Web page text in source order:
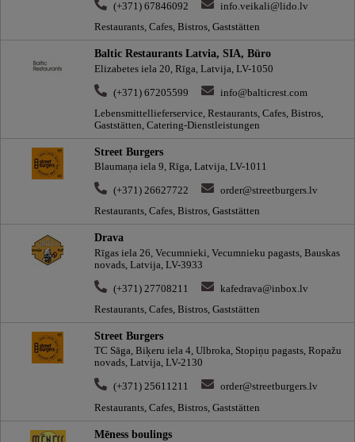
(+371) 67846092
info.veikali@lido.lv
Restaurants, Cafes, Bistros, Gaststätten
Baltic Restaurants Latvia, SIA, Büro
Elizabetes iela 20, Rīga, Latvija, LV-1050
(+371) 67205599
info@balticrest.com
Lebensmittellieferservice, Restaurants, Cafes, Bistros,
Gaststätten, Catering-Dienstleistungen
Street Burgers
Blaumaņa iela 9, Rīga, Latvija, LV-1011
(+371) 26627722
order@streetburgers.lv
Restaurants, Cafes, Bistros, Gaststätten
Drava
Rīgas iela 26, Vecumnieki, Vecumnieku pagasts, Bauskas
novads, Latvija, LV-3933
(+371) 27708211
kafedrava@inbox.lv
Restaurants, Cafes, Bistros, Gaststätten
Street Burgers
TC Sāga, Biķeru iela 4, Ulbroka, Stopiņu pagasts, Ropažu
novads, Latvija, LV-2130
(+371) 25611211
order@streetburgers.lv
Restaurants, Cafes, Bistros, Gaststätten
Mēness boulings